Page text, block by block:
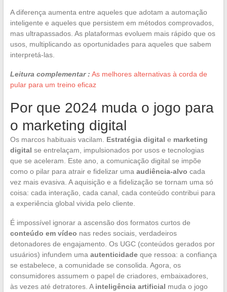
A diferença aumenta entre aqueles que adotam a automação
inteligente e aqueles que persistem em métodos comprovados,
mas ultrapassados. As plataformas evoluem mais rápido que os
usos, multiplicando as oportunidades para aqueles que sabem
interpretá-las.
Leitura complementar : As melhores alternativas à corda de
pular para um treino eficaz
Por que 2024 muda o jogo para
o marketing digital
Os marcos habituais vacilam. Estratégia digital e marketing
digital se entrelaçam, impulsionados por usos e tecnologias
que se aceleram. Este ano, a comunicação digital se impõe
como o pilar para atrair e fidelizar uma audiência-alvo cada
vez mais evasiva. A aquisição e a fidelização se tornam uma só
coisa: cada interação, cada canal, cada conteúdo contribui para
a experiência global vivida pelo cliente.
É impossível ignorar a ascensão dos formatos curtos de
conteúdo em vídeo nas redes sociais, verdadeiros
detonadores de engajamento. Os UGC (conteúdos gerados por
usuários) infundem uma autenticidadeque ressoa: a confiança
se estabelece, a comunidade se consolida. Agora, os
consumidores assumem o papel de criadores, embaixadores,
às vezes até detratores. A inteligência artificial muda o jogo